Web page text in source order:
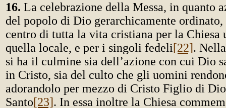
16. La celebrazione della Messa, in quanto
del popolo di Dio gerarchicamente
centro di tutta la vita cristiana per la Chiesa
quella locale, e per i singoli fedeli[22].
si ha il culmine sia dell’azione con cui Dio
in Cristo, sia del culto che gli uomini
adorandolo per mezzo di Cristo Figlio di
Santo[23]. In essa inoltre la Chiesa